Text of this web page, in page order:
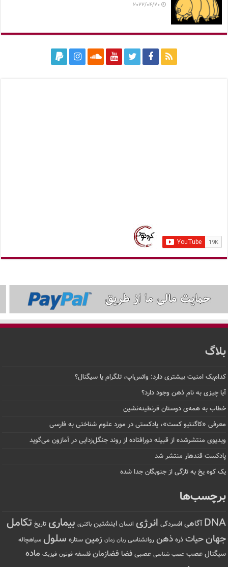
2022/04/20
بلاگ
کدام‌یک امنیت بیشتری دارد: واتس‌اپ، تلگرام یا سیگنال؟
آیا چیزی به نام ذهن وجود دارد؟
خطاب به همه‌ی دوستان قرنطینه‌نشین
معرفی «کاگنتیو کست»، پادکستی در مورد علوم شناختی به فارسی
ویدیوی منتشرشده از قبیله دورافتاده‌ از روند جنگل‌زدایی در آمازون می‌گوید
پادکست قندهار منتشر شد
یک کوه یخ به تازگی از جنوبگان جدا شده
برچسب‌ها
DNA آگاهی افسردگی انرژی انسان اینشتین باکتری بیماری تاریخ تکامل
جهانحیات ذره ذهن روانشناسی زبان زمان زمین ستاره سلول سیاهچاله
سیگنال عصب عصب شناسی عصبی فضا فضازمان فلسفه فوتون فیزیک ماده